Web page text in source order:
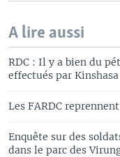
A lire aussi
RDC : Il y a bien du
effectués par Kinshasa
Les FARDC
Enquête sur des
dans le parc des